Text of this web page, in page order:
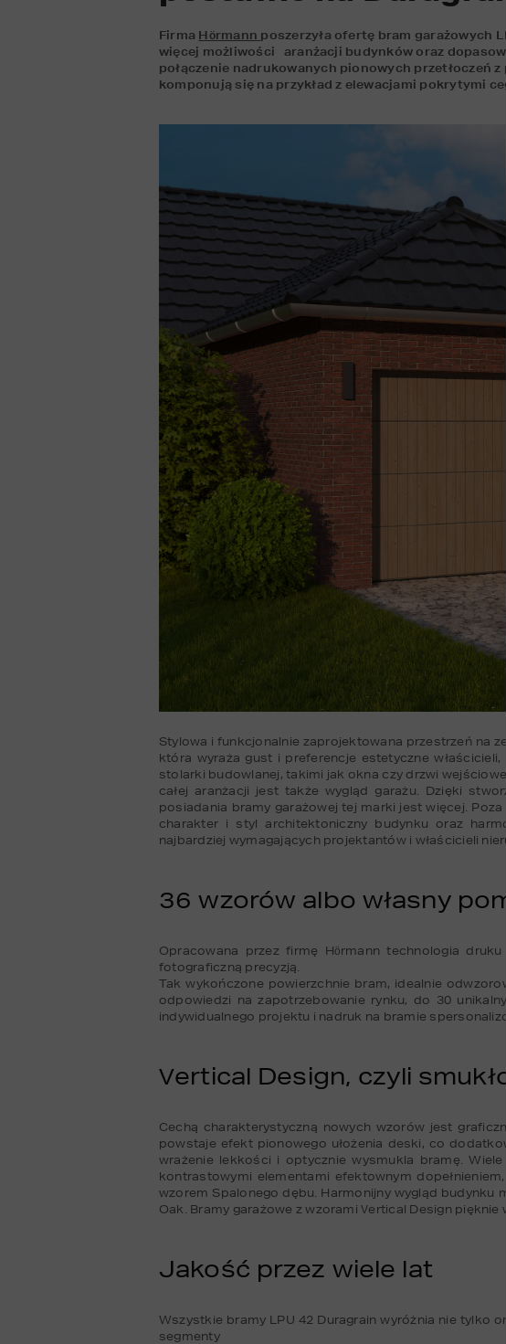
Firma Hörmann poszerzyła ofertę bram garażowych
więcej możliwości   aranżacji budynków oraz
połączenie nadrukowanych pionowych przetłoczeń
komponują się na przykład z elewacjami pokrytymi
Stylowa i funkcjonalnie zaprojektowana przestrzeń na
która wyraża gust i preferencje estetyczne
stolarki budowlanej, takimi jak okna czy drzwi
całej aranżacji jest także wygląd garażu. Dzięki
posiadania bramy garażowej tej marki jest więcej.
charakter i styl architektoniczny budynku oraz
najbardziej wymagających projektantów i właścicieli
36 wzorów albo własny
Opracowana przez firmę Hörmann technologia
fotograficzną precyzją.
Tak wykończone powierzchnie bram, idealnie
odpowiedzi na zapotrzebowanie rynku, do 30
indywidualnego projektu i nadruk na bramie
Vertical Design, czyli
Cechą charakterystyczną nowych wzorów jest
powstaje efekt pionowego ułożenia deski, co
wrażenie lekkości i optycznie wysmukla bramę.
kontrastowymi elementami efektownym
wzorem Spalonego dębu. Harmonijny wygląd budynku
Oak. Bramy garażowe z wzorami Vertical Design
Jakość przez wiele lat
Wszystkie bramy LPU 42 Duragrain wyróżnia nie tylko
segmenty